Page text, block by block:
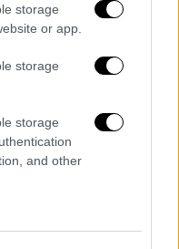
storage
or app.
storage
storage
and other
εταιρεία
αξιολόγηση
ψυχικής υγείας,
άμεσου
τις καναδικές
αναγνωρίζονται
υψηλού